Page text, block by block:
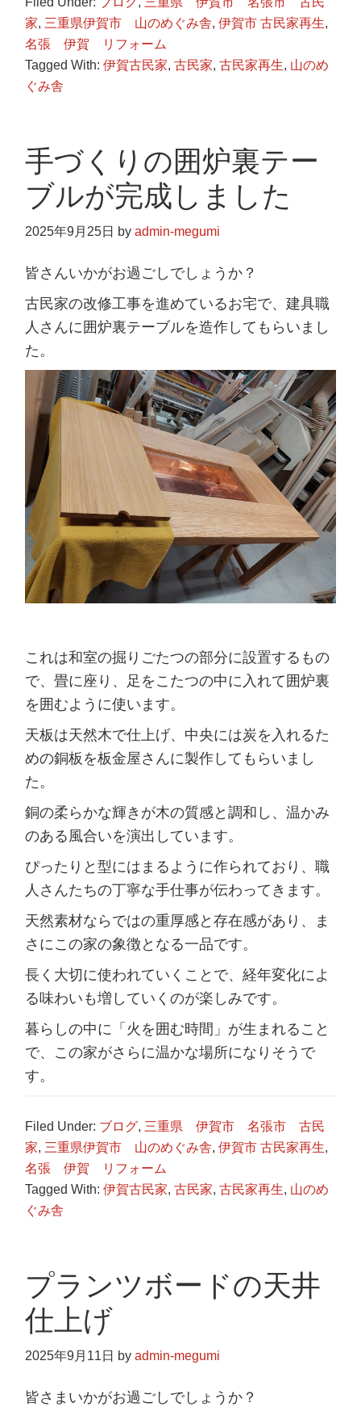
家, 三重県伊賀市 山のめぐみ舎,伊賀市 古民家再生,
名張 伊賀 リフォーム
Tagged With:伊賀古民家,古民家,古民家再生, 山のめ
ぐみ舎
手づくりの囲炉裏テー
ブルが完成しました
2025年9月25日 byadmin-megumi
皆さんいかがお過ごしでしょうか？
古民家の改修工事を進めているお宅で、建具職
人さんに囲炉裏テーブルを造作してもらいまし
た。
これは和室の掘りごたつの部分に設置するもの
で、畳に座り、足をこたつの中に入れて囲炉裏
を囲むように使います。
天板は天然木で仕上げ、中央には炭を入れるた
めの銅板を板金屋さんに製作してもらいまし
た。
銅の柔らかな輝きが木の質感と調和し、温かみ
のある風合いを演出しています。
ぴったりと型にはまるように作られており、職
人さんたちの丁寧な手仕事が伝わってきます。
天然素材ならではの重厚感と存在感があり、ま
さにこの家の象徴となる一品です。
長く大切に使われていくことで、経年変化によ
る味わいも増していくのが楽しみです。
暮らしの中に「火を囲む時間」が生まれること
で、この家がさらに温かな場所になりそうで
す。
Filed Under: ブログ, 三重県 伊賀市 名張市 古民
家, 三重県伊賀市 山のめぐみ舎,伊賀市 古民家再生,
名張 伊賀 リフォーム
Tagged With:伊賀古民家,古民家,古民家再生, 山のめ
ぐみ舎
プランツボードの天井
仕上げ
2025年9月11日 byadmin-megumi
皆さまいかがお過ごしでしょうか？